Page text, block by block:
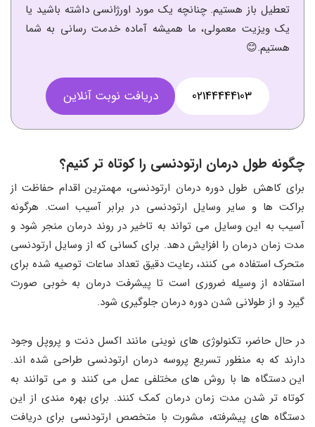
تعطیل باز هستیم. چنانچه یک مورد اورژانسی داشته باشید یا
یک ویزیت معمولی، ما همیشه آماده خدمت رسانی به شما
هستیم.😊
02144444103 دریافت نوبت آنلاین
چگونه طول درمان ارتودنسی را کوتاه تر کنیم؟
برای کاهش طول دوره درمان ارتودنسی، مهمترین اقدام حفاظت از
براکت ها و سایر وسایل ارتودنسی در برابر آسیب است. هرگونه
آسیب به این وسایل می تواند به تاخیر در روند درمان منجر شود و
مدت زمان درمان را افزایش دهد. برای کسانی که از وسایل ارتودنسی
متحرک استفاده می کنند، رعایت دقیق تعداد ساعات توصیه شده برای
استفاده از وسیله ضروری است تا پیشرفت درمان به خوبی صورت
گیرد و از طولانی شدن دوره درمان جلوگیری شود.
در حال حاضر، تکنولوژی های نوینی مانند اکسل دنت و پروپل وجود
دارند که به منظور تسریع پروسه درمان ارتودنسی طراحی شده اند.
این دستگاه ها با روش های مختلفی عمل می کنند و می توانند به
کوتاه تر شدن مدت زمان درمان کمک کنند. برای بهره مندی از این
دستگاه های پیشرفته، مشورت با متخصص ارتودنسی برای دریافت